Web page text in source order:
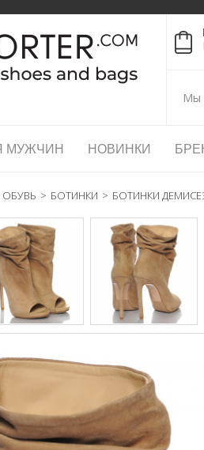
Мы
МУЖЧИН НОВИНКИ
ОБУВЬ > БОТИНКИ > БОТИНКИ